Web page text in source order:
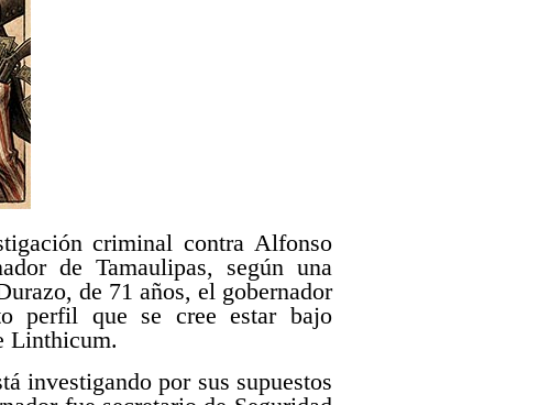
criminal contra Alfonso
de Tamaulipas, según una
de 71 años, el gobernador
perfil que se cree estar bajo
Linthicum.
investigando por sus supuestos